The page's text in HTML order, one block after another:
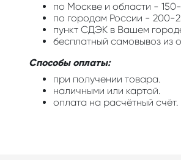
по Москве и области -
по городам России - 200-
пункт СДЭК в Вашем
бесплатный самовывоз из
Способы оплаты:
при получении товара.
наличными или картой.
оплата на расчётный счёт.